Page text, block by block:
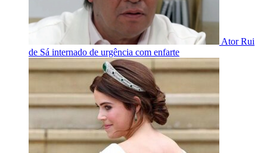
Ator Rui
de Sá internado de urgência com enfarte